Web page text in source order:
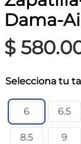
Dama-
$ 580.
6 6.5
8.5 9